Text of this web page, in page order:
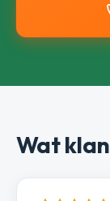
Wat